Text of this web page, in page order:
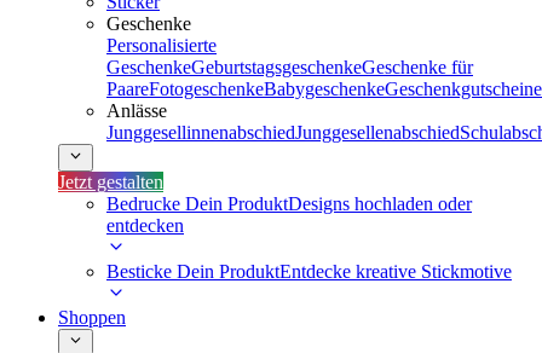
Geschenke
Personalisierte
GeschenkeGeburtstagsgeschenkeGeschenke für
PaareFotogeschenkeBabygeschenkeGeschenkgutscheine
Anlässe
JunggesellinnenabschiedJunggesellenabschied
Jetzt gestalten
Bedrucke Dein ProduktDesigns hochladen oder
entdecken
Besticke Dein ProduktEntdecke kreative Stickmotive
Shoppen